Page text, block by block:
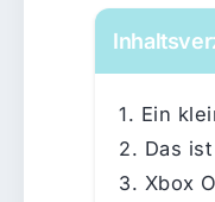
Ein
Das
Xbox